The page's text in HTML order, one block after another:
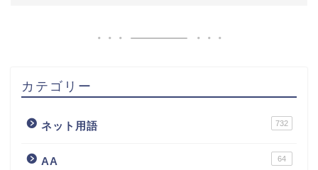
カテゴリー
ネット用語 732
AA 64